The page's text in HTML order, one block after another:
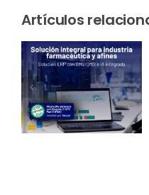
Artículos
en el
Greiner
Bio-One
certifica
otros 101
productos